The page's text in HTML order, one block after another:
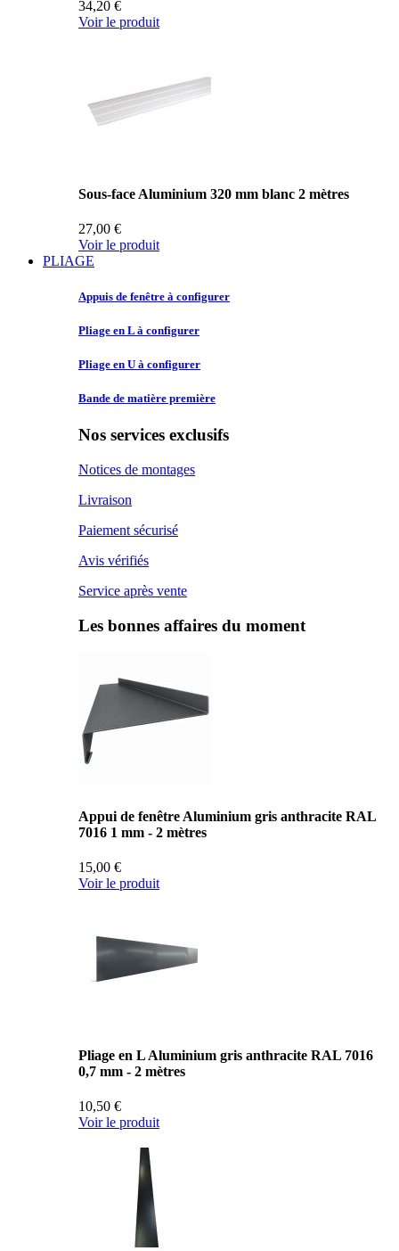
34,20 €
Voir le produit
Sous-face Aluminium 320 mm blanc 2 mètres
27,00 €
Voir le produit
PLIAGE
Appuis de fenêtre à configurer
Pliage en L à configurer
Pliage en U à configurer
Bande de matière première
Nos services exclusifs
Notices de montages
Livraison
Paiement sécurisé
Avis vérifiés
Service après vente
Les bonnes affaires du moment
Appui de fenêtre Aluminium gris anthracite RAL
7016 1 mm - 2 mètres
15,00 €
Voir le produit
Pliage en L Aluminium gris anthracite RAL 7016
0,7 mm - 2 mètres
10,50 €
Voir le produit